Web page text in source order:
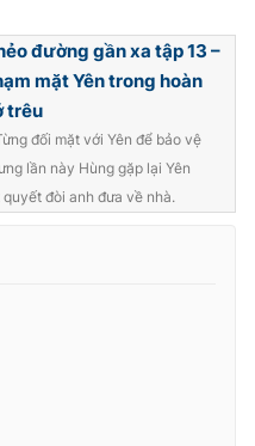
đường gần xa tập 13 –
mặt Yên trong hoàn
trêu
đối mặt với Yên để bảo vệ
lần này Hùng gặp lại Yên
đòi anh đưa về nhà.